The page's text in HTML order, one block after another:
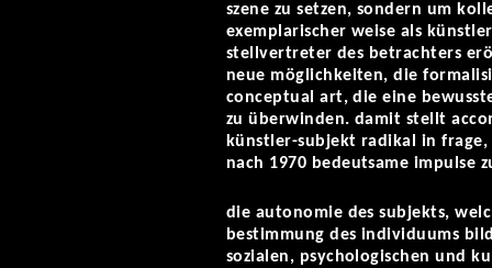
szene zu setzen, sondern um
exemplarischer weise als
stellvertreter des betrachters
neue möglichkeiten, die
conceptual art, die eine
zu überwinden. damit stellt
künstler-subjekt radikal in
nach 1970 bedeutsame impulse
die autonomie des subjekts,
bestimmung des individuums
sozialen, psychologischen und